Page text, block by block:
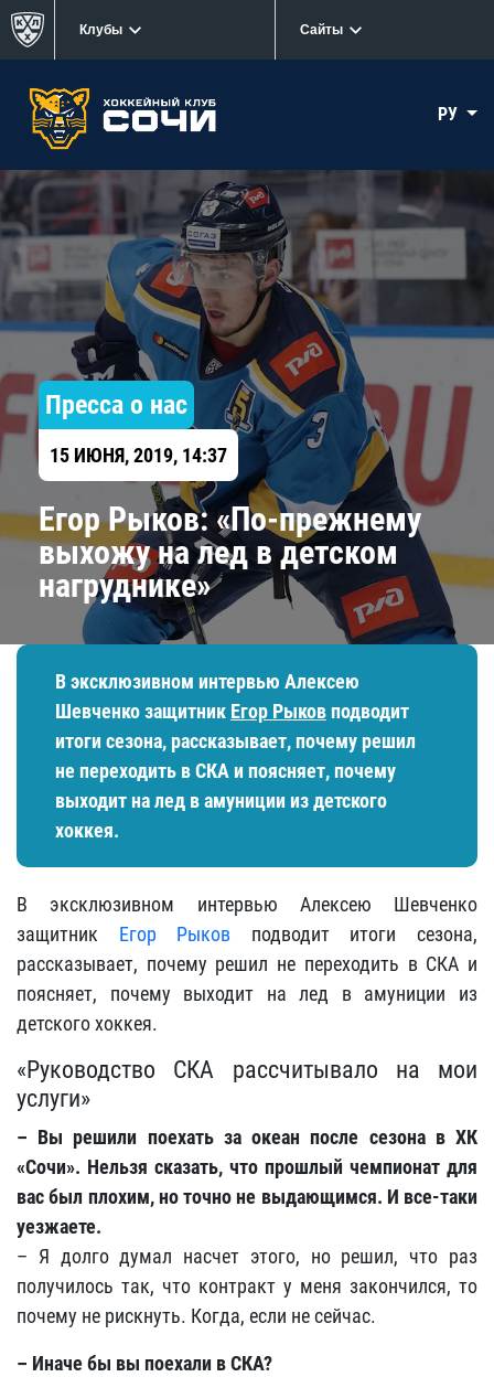
Клубы Сайты
РУ
Пресса о нас
15 ИЮНЯ, 2019, 14:37
Егор Рыков: «По-прежнему
выхожу на лед в детском
нагруднике»
В эксклюзивном интервью Алексею
Шевченко защитник Егор Рыковподводит
итоги сезона, рассказывает, почему решил
не переходить в СКА и поясняет, почему
выходит на лед в амуниции из детского
хоккея.
В эксклюзивном интервью Алексею Шевченко
защитник Егор Рыков подводит итоги сезона,
рассказывает, почему решил не переходить в СКА и
поясняет, почему выходит на лед в амуниции из
детского хоккея.
«Руководство СКА рассчитывало на мои
услуги»
– Вы решили поехать за океан после сезона в ХК
«Сочи». Нельзя сказать, что прошлый чемпионат для
вас был плохим, но точно не выдающимся. И все-таки
уезжаете.
– Я долго думал насчет этого, но решил, что раз
получилось так, что контракт у меня закончился, то
почему не рискнуть. Когда, если не сейчас.
– Иначе бы вы поехали в СКА?